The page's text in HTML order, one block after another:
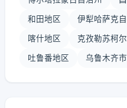
和田地区 伊犁哈萨克
喀什地区 克孜勒苏柯
吐鲁番地区 乌鲁木齐市